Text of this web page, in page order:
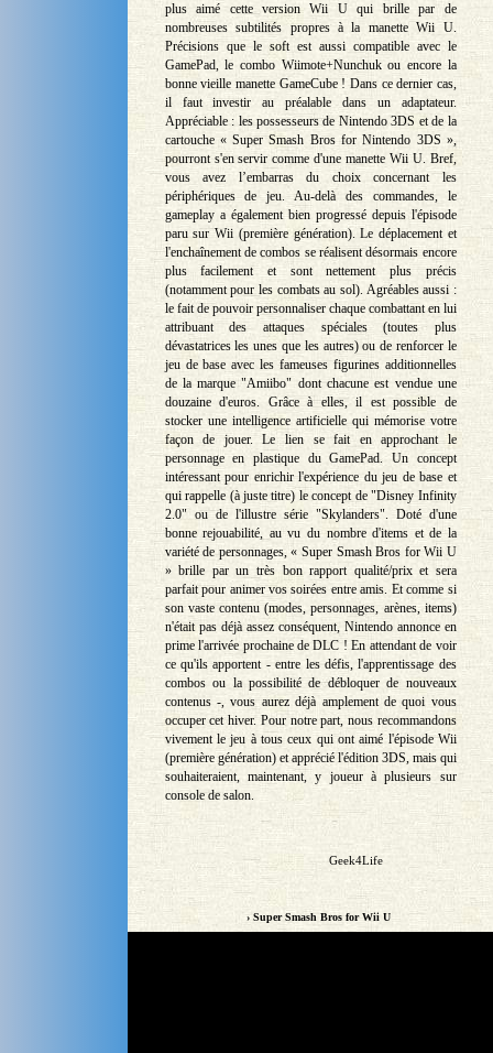
plus aimé cette version Wii U qui brille par de
nombreuses subtilités propres à la manette Wii U.
Précisions que le soft est aussi compatible avec le
GamePad, le combo Wiimote+Nunchuk ou encore la
bonne vieille manette GameCube ! Dans ce dernier cas,
il faut investir au préalable dans un adaptateur.
Appréciable : les possesseurs de Nintendo 3DS et de la
cartouche « Super Smash Bros for Nintendo 3DS »,
pourront s'en servir comme d'une manette Wii U. Bref,
vous avez l’embarras du choix concernant les
périphériques de jeu. Au-delà des commandes, le
gameplay a également bien progressé depuis l'épisode
paru sur Wii (première génération). Le déplacement et
l'enchaînement de combos se réalisent désormais encore
plus facilement et sont nettement plus précis
(notamment pour les combats au sol). Agréables aussi :
le fait de pouvoir personnaliser chaque combattant en lui
attribuant des attaques spéciales (toutes plus
dévastatrices les unes que les autres) ou de renforcer le
jeu de base avec les fameuses figurines additionnelles
de la marque "Amiibo" dont chacune est vendue une
douzaine d'euros. Grâce à elles, il est possible de
stocker une intelligence artificielle qui mémorise votre
façon de jouer. Le lien se fait en approchant le
personnage en plastique du GamePad. Un concept
intéressant pour enrichir l'expérience du jeu de base et
qui rappelle (à juste titre) le concept de "Disney Infinity
2.0" ou de l'illustre série "Skylanders". Doté d'une
bonne rejouabilité, au vu du nombre d'items et de la
variété de personnages, « Super Smash Bros for Wii U
» brille par un très bon rapport qualité/prix et sera
parfait pour animer vos soirées entre amis. Et comme si
son vaste contenu (modes, personnages, arènes, items)
n'était pas déjà assez conséquent, Nintendo annonce en
prime l'arrivée prochaine de DLC ! En attendant de voir
ce qu'ils apportent - entre les défis, l'apprentissage des
combos ou la possibilité de débloquer de nouveaux
contenus -, vous aurez déjà amplement de quoi vous
occuper cet hiver. Pour notre part, nous recommandons
vivement le jeu à tous ceux qui ont aimé l'épisode Wii
(première génération) et apprécié l'édition 3DS, mais qui
souhaiteraient, maintenant, y joueur à plusieurs sur
console de salon.
Geek4Life
› Super Smash Bros for Wii U